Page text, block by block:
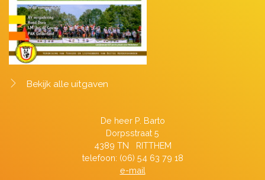
Bekijk alle uitgaven
De heer P. Barto
Dorpsstraat 5
4389 TN RITTHEM
telefoon: (06) 54 63 79 18
e-mail